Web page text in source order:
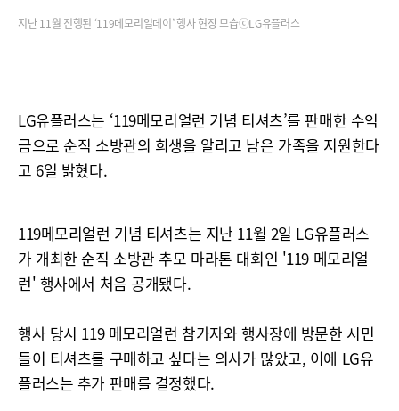
지난 11월 진행된 ‘119메모리얼데이’ 행사 현장 모습ⓒLG유플러스
LG유플러스는 ‘119메모리얼런 기념 티셔츠’를 판매한 수익
금으로 순직 소방관의 희생을 알리고 남은 가족을 지원한다
고 6일 밝혔다.
119메모리얼런 기념 티셔츠는 지난 11월 2일 LG유플러스
가 개최한 순직 소방관 추모 마라톤 대회인 '119 메모리얼
런' 행사에서 처음 공개됐다.
행사 당시 119 메모리얼런 참가자와 행사장에 방문한 시민
들이 티셔츠를 구매하고 싶다는 의사가 많았고, 이에 LG유
플러스는 추가 판매를 결정했다.